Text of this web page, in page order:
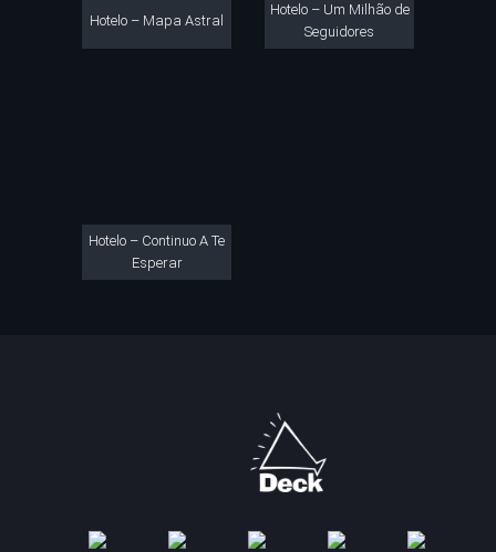
Hotelo – Mapa Astral
Hotelo – Um Milhão de
Seguidores
Hotelo – Continuo A Te
Esperar